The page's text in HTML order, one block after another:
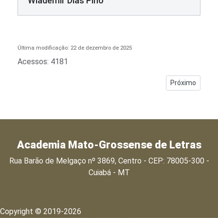
Última modificação: 22 de dezembro de 2025
Acessos: 4181
Próximo
Próximo
Academia Mato-Grossense de Letras
Rua Barão de Melgaço nº 3869, Centro - CEP: 78005-300 -
Cuiabá - MT
Copyright © 2019-2026